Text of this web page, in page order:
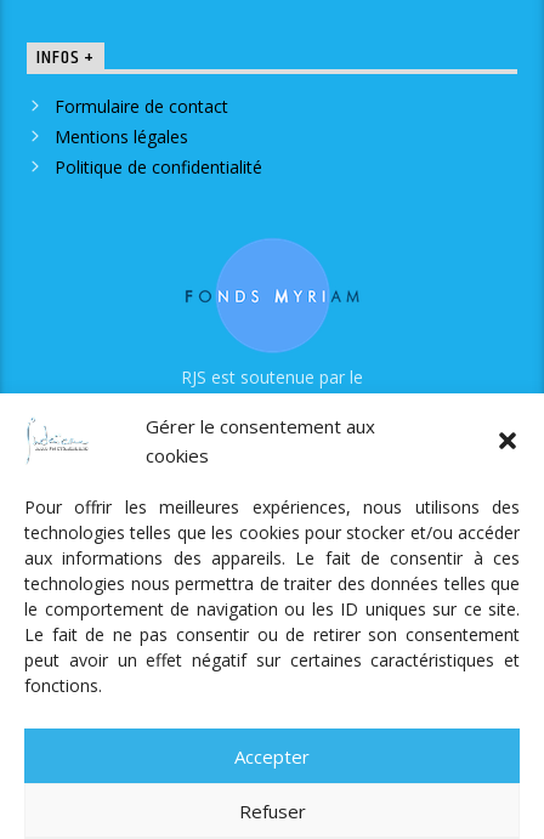
Gérer le consentement aux
cookies
Pour offrir les meilleures expériences, nous utilisons des
technologies telles que les cookies pour stocker et/ou accéder
aux informations des appareils. Le fait de consentir à ces
technologies nous permettra de traiter des données telles que
le comportement de navigation ou les ID uniques sur ce site.
Le fait de ne pas consentir ou de retirer son consentement
peut avoir un effet négatif sur certaines caractéristiques et
fonctions.
Accepter
Refuser
INFOS +
Formulaire de contact
Mentions légales
Politique de confidentialité
RJS est soutenue par le
Radio Judaica Strasbourg
Tous droits réservés
RADIO JUDAÏCA
ÉMISSIONS ET GRILLE DES PROGRAMMES
PODCASTS
UN DON
ADHÉRER MENTIONS LÉGALES
RÉAL.